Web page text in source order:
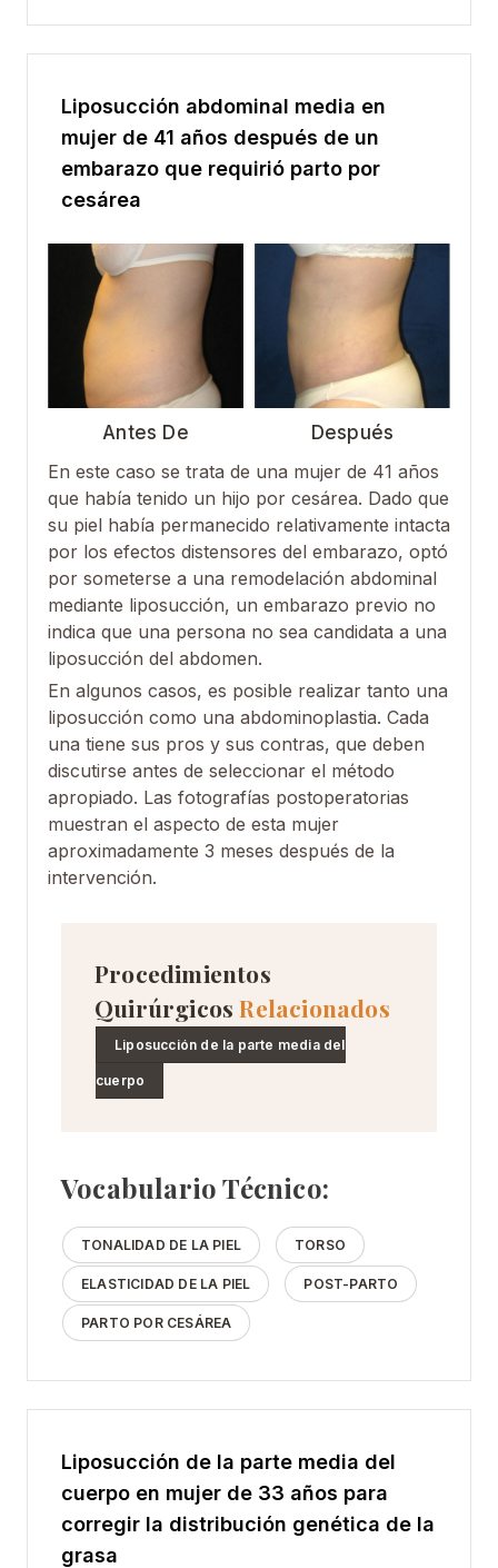
Liposucción abdominal media en
mujer de 41 años después de un
embarazo que requirió parto por
cesárea
Antes De
Después
En este caso se trata de una mujer de 41 años
que había tenido un hijo por cesárea. Dado que
su piel había permanecido relativamente intacta
por los efectos distensores del embarazo, optó
por someterse a una remodelación abdominal
mediante liposucción, un embarazo previo no
indica que una persona no sea candidata a una
liposucción del abdomen.
En algunos casos, es posible realizar tanto una
liposucción como una abdominoplastia. Cada
una tiene sus pros y sus contras, que deben
discutirse antes de seleccionar el método
apropiado. Las fotografías postoperatorias
muestran el aspecto de esta mujer
aproximadamente 3 meses después de la
intervención.
Procedimientos
Quirúrgicos Relacionados
Liposucción de la parte media del
cuerpo
Vocabulario Técnico:
TONALIDAD DE LA PIEL TORSO
ELASTICIDAD DE LA PIEL POST-PARTO
PARTO POR CESÁREA
Liposucción de la parte media del
cuerpo en mujer de 33 años para
corregir la distribución genética de la
grasa